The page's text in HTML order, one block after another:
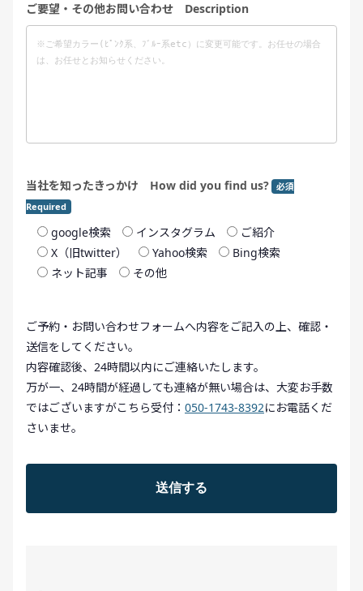
ご要望・その他お問い合わせ Description
当社を知ったきっかけ How did you find us? 必須
Required
google検索 インスタグラム
ご紹介
X（旧twitter）
Yahoo検索
Bing検索
ネット記事
その他
ご予約・お問い合わせフォームへ内容をご記入の上、確認・
送信をしてください。
内容確認後、24時間以内にご連絡いたします。
万が一、24時間が経過しても連絡が無い場合は、大変お手数
ではございますがこちら受付： 050-1743-8392にお電話くだ
さいませ。